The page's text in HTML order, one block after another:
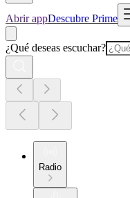
Abrir appDescubre Prime
¿Qué deseas escuchar?
Radio